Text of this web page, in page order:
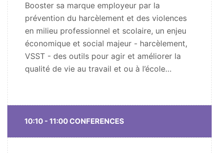
Booster sa marque employeur par la
prévention du harcèlement et des violences
en milieu professionnel et scolaire, un enjeu
économique et social majeur - harcèlement,
VSST - des outils pour agir et améliorer la
qualité de vie au travail et ou à l’école…
10:10 - 11:00 CONFERENCES